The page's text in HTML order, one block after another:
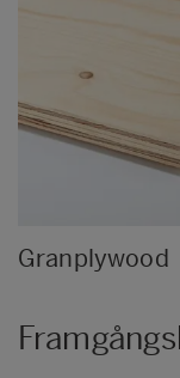
Granplywood